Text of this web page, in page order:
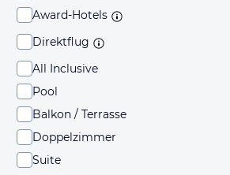
Award-Hotels
Direktflug
All Inclusive
Pool
Balkon / Terrasse
Doppelzimmer
Suite